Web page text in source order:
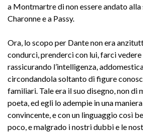
a Montmartre di non essere andato
Charonne e a Passy.
Ora, lo scopo per Dante non era
condurci, prenderci con lui, farci
rassicurando l’intelligenza,
circondandola soltanto di figure
familiari. Tale era il suo disegno, non di
poeta, ed egli lo adempie in una
convincente, e con un linguaggio così
poco, e malgrado i nostri dubbi e le